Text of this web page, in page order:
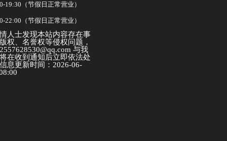
19:30（节假日正常营业）
22:00（节假日正常营业）
人士发现本站内容存在事
权、名誉权等侵权问题，
与我
在收到通知后立即依法处
息更新时间：2026-06-